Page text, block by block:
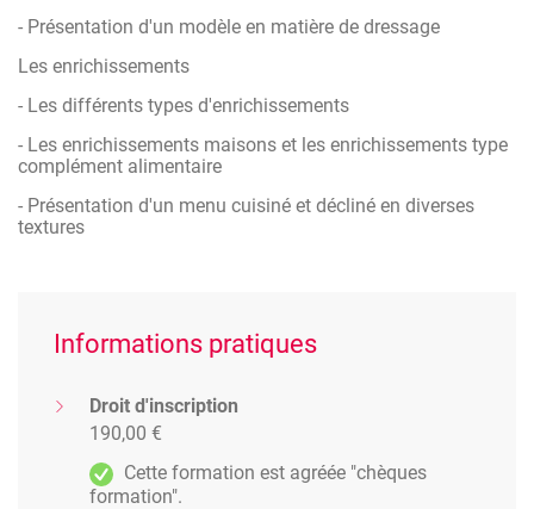
- Présentation d'un modèle en matière de dressage
Les enrichissements
- Les différents types d'enrichissements
- Les enrichissements maisons et les enrichissements type
complément alimentaire
- Présentation d'un menu cuisiné et décliné en diverses
textures
Informations pratiques
Droit d'inscription
190,00 €
Cette formation est agréée "chèques
formation".